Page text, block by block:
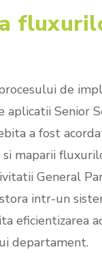
de
aplicatii Senior
a fost
si maparii
General
intr-un
eficientizarea
departament.